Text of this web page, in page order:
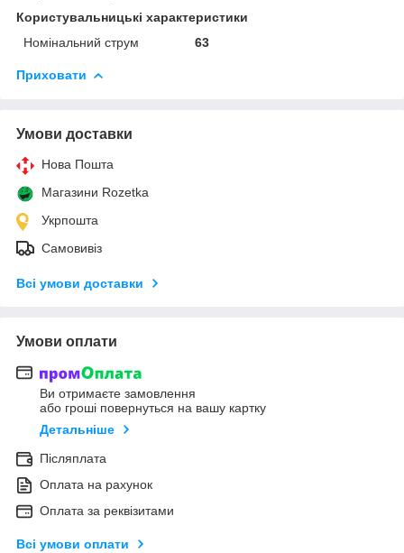
Користувальницькі характеристики
Номінальний струм
63
Приховати
Умови доставки
Нова Пошта
Магазини Rozetka
Укрпошта
Самовивіз
Всі умови доставки
Умови оплати
Ви отримаєте замовлення
або гроші повернуться на вашу картку
Детальніше
Післяплата
Оплата на рахунок
Оплата за реквізитами
Всі умови оплати